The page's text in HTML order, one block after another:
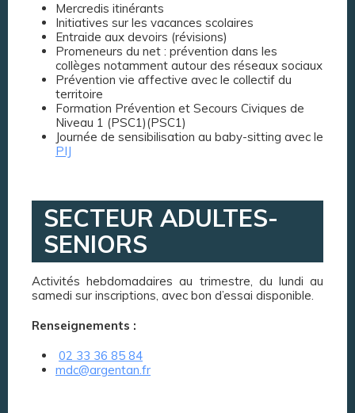
Mercredis itinérants
Initiatives sur les vacances scolaires
Entraide aux devoirs (révisions)
Promeneurs du net : prévention dans les
collèges notamment autour des réseaux sociaux
Prévention vie affective avec le collectif du
territoire
Formation Prévention et Secours Civiques de
Niveau 1 (PSC1)(PSC1)
Journée de sensibilisation au baby-sitting avec le
PIJ
SECTEUR ADULTES-
SENIORS
Activités hebdomadaires au trimestre, du lundi au
samedi sur inscriptions, avec bon d’essai disponible.
Renseignements :
02 33 36 85 84
mdc@argentan.fr